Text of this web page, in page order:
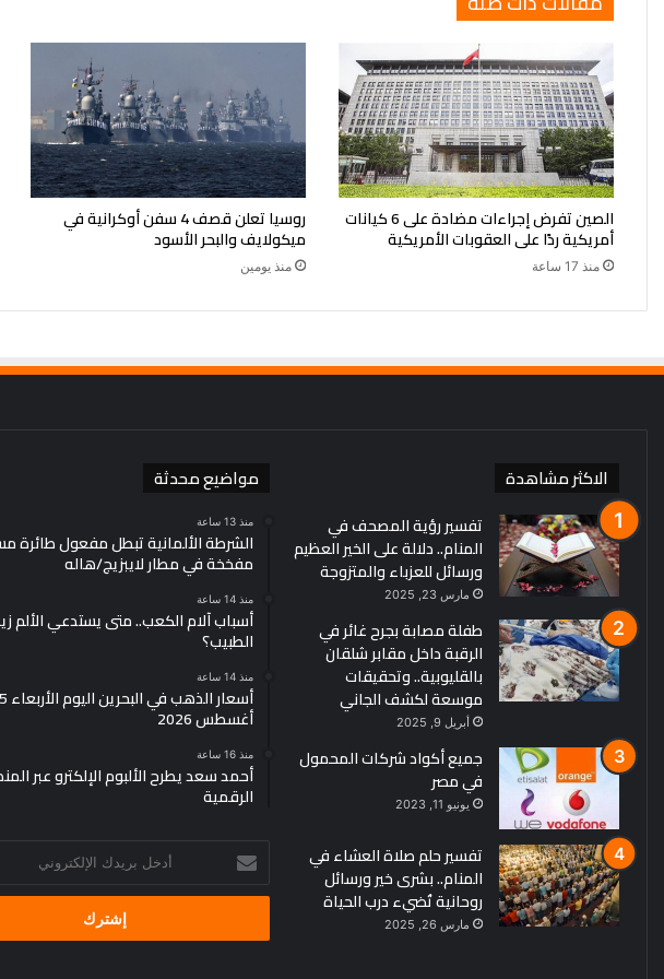
الصين تفرض إجراءات مضادة على 6 كيانات
أمريكية ردًا على العقوبات الأمريكية
منذ 17 ساعة
روسيا تعلن قصف 4 سفن أوكرانية في
ميكولايف والبحر الأسود
منذ يومين
الاكثر مشاهدة
تفسير رؤية المصحف في
المنام.. دلالة على الخير العظيم
ورسائل للعزباء والمتزوجة
مارس 23, 2025
طفلة مصابة بجرح غائر في
الرقبة داخل مقابر شلقان
بالقليوبية.. وتحقيقات
موسعة لكشف الجاني
أبريل 9, 2025
جميع أكواد شركات المحمول
في مصر
يونيو 11, 2023
تفسير حلم صلاة العشاء في
المنام.. بشرى خير ورسائل
روحانية تُضيء درب الحياة
مارس 26, 2025
مواضيع محدثة
منذ 13 ساعة
الشرطة الألمانية تبطل مفعول طائرة
مفخخة في مطار لايبزيج/هاله
منذ 14 ساعة
أسباب آلام الكعب.. متى يستدعي الألم
الطبيب؟
منذ 14 ساعة
أسعار الذهب في البحرين اليوم الأربعاء 5
أغسطس 2026
منذ 16 ساعة
أحمد سعد يطرح الألبوم الإلكترو عبر
الرقمية
بريدك
الإلكتروني